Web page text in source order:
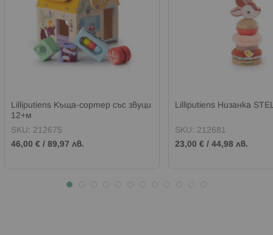
Lilliputiens Къща-сортер със звуци
12+м
SKU: 212675
46,00 € / 89,97 лв.
Lilliputiens Низанка
SKU: 212681
23,00 € / 44,98 лв.